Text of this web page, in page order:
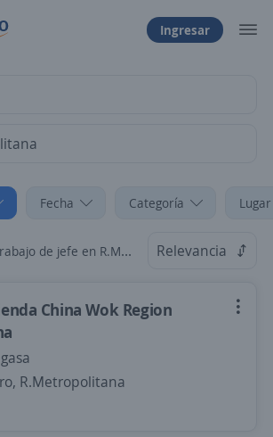
Ingresar
Fecha Categoría
de jefe en R.Metropolitana Relevancia
China Wok Region
R.Metropolitana